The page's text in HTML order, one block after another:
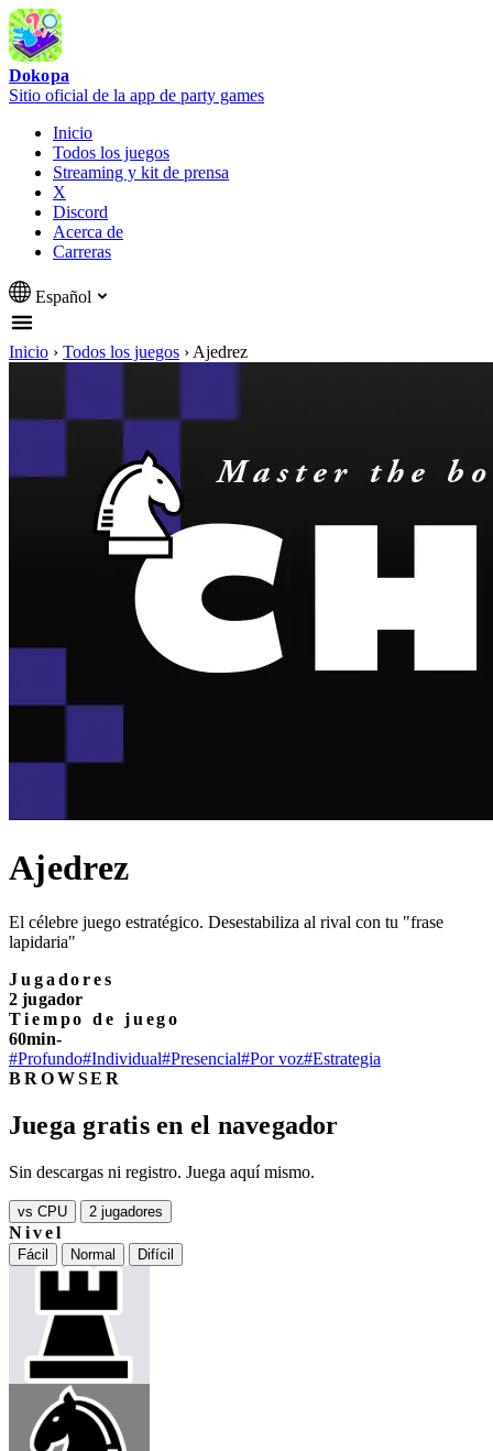
Dokopa
Sitio oficial de la app de party games
Inicio
Todos los juegos
Streaming y kit de prensa
X
Discord
Acerca de
Carreras
Español
Inicio › Todos los juegos › Ajedrez
Ajedrez
El célebre juego estratégico. Desestabiliza al rival con tu "frase
lapidaria"
Jugadores
2 jugador
Tiempo de juego
60min-
#Profundo#Individual#Presencial#Por voz#Estrategia
BROWSER
Juega gratis en el navegador
Sin descargas ni registro. Juega aquí mismo.
vs CPU 2 jugadores
Nivel
Fácil Normal Difícil